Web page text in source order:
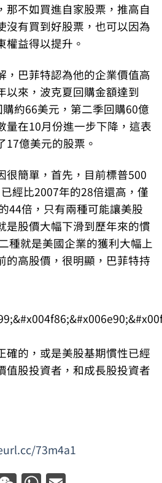
那不如買進自家股票，推高自
沒有買到好股票，也可以因為
權益得以提升。
，巴菲特認為他的企業價值高
以來，波克夏回購金額達到
約66美元，第二季回購60億
量在10月份進一步下降，這表
17億美元的股票。
很簡單，首先，目前標普500
經比2007年的28倍還高，僅
44倍，只有兩種可能讓美股
是股價大幅下滑到歷年來的慣
種就是美國企業的獲利大幅上
的高股價，很明顯，巴菲特持
確的，或是美股基期慣性已經
值股投資者，和成長股投資者
73m4a1